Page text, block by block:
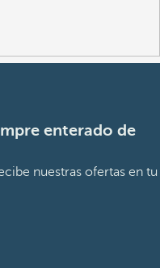
enterado de
nuestras ofertas en tu